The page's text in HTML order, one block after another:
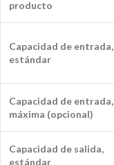
producto
Capacidad de entrada,
estándar
Capacidad de entrada,
máxima (opcional)
Capacidad de salida,
estándar